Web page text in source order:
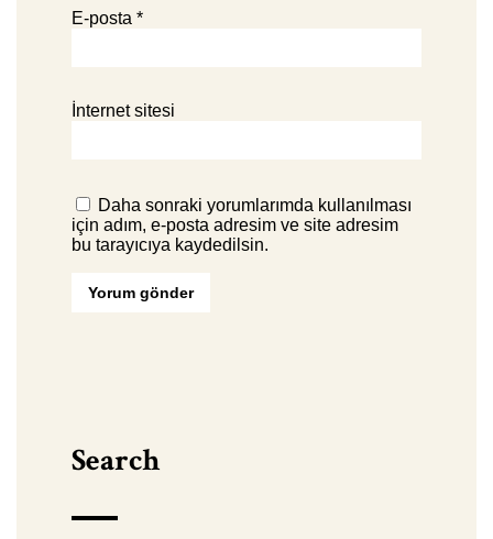
E-posta *
İnternet sitesi
Daha sonraki yorumlarımda kullanılması
için adım, e-posta adresim ve site adresim
bu tarayıcıya kaydedilsin.
Search